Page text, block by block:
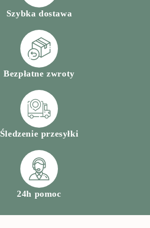
Szybka dostawa
Bezpłatne zwroty
Śledzenie przesyłki
24h pomoc